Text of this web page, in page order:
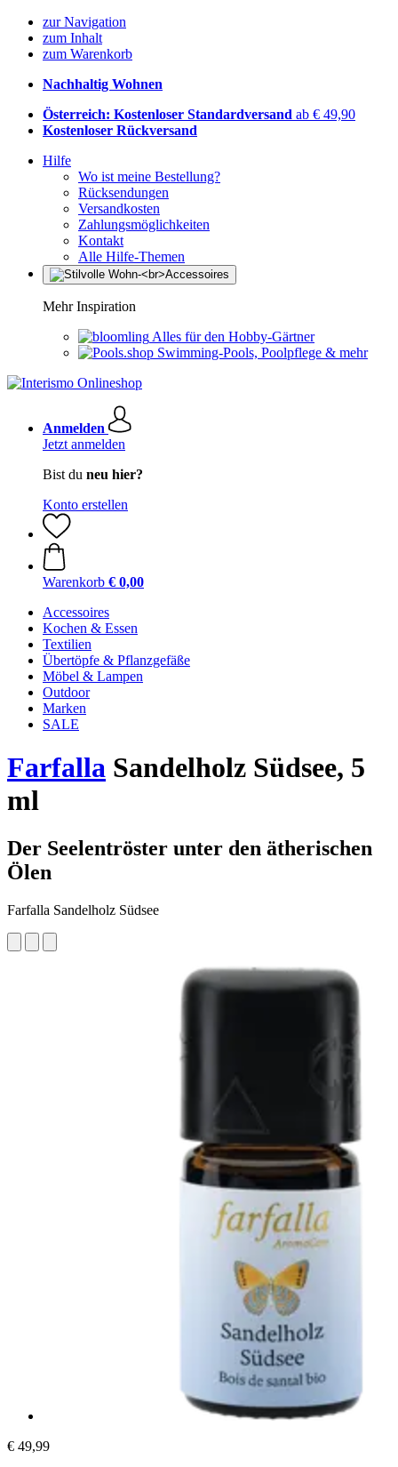
zur Navigation
zum Inhalt
zum Warenkorb
Nachhaltig Wohnen
Österreich: Kostenloser Standardversand ab € 49,90
Kostenloser Rückversand
Hilfe
Wo ist meine Bestellung?
Rücksendungen
Versandkosten
Zahlungsmöglichkeiten
Kontakt
Alle Hilfe-Themen
Mehr Inspiration
Alles für den Hobby-Gärtner
Swimming-Pools, Poolpflege & mehr
Anmelden
Jetzt anmelden
Bist du neu hier?
Konto erstellen
Warenkorb € 0,00
Accessoires
Kochen & Essen
Textilien
Übertöpfe & Pflanzgefäße
Möbel & Lampen
Outdoor
Marken
SALE
Farfalla Sandelholz Südsee, 5
ml
Der Seelentröster unter den ätherischen
Ölen
Farfalla Sandelholz Südsee
€ 49,99